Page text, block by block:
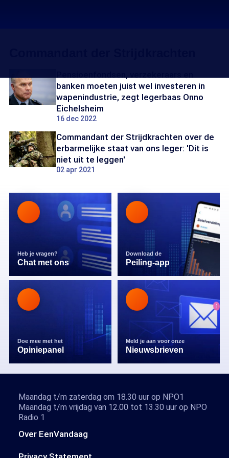
banken moeten juist wel investeren in
wapenindustrie, zegt legerbaas Onno
Eichelsheim
16 dec 2022
Commandant der Strijdkrachten over de
erbarmelijke staat van ons leger: 'Dit is
niet uit te leggen'
02 apr 2021
Heb je vragen?
Chat met ons
Download de
Peiling-app
Doe mee met het
Opiniepanel
Meld je aan voor onze
Nieuwsbrieven
Over EenVandaag
Maandag t/m zaterdag om 18.30 uur op NPO1
Maandag t/m vrijdag van 12.00 tot 13.30 uur op NPO
Radio 1